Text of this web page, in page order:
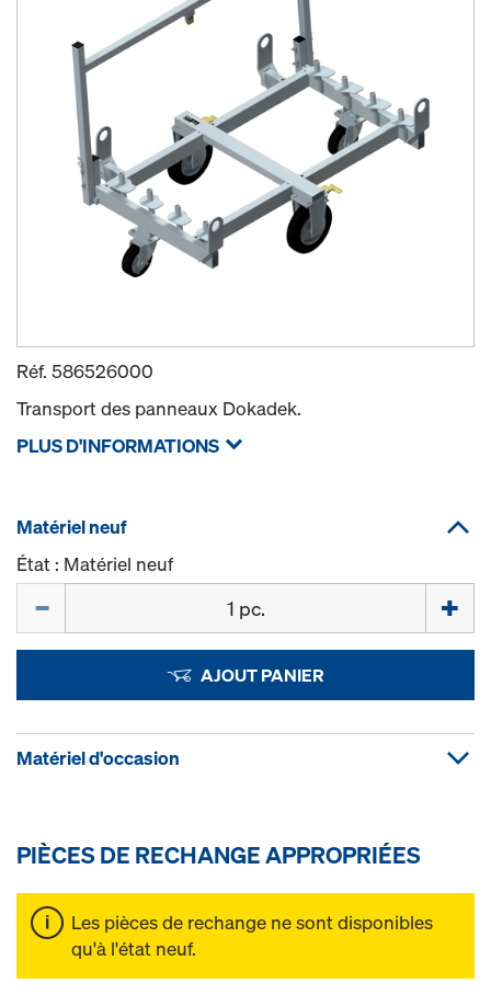
Réf. 586526000
Transport des panneaux Dokadek.
PLUS D'INFORMATIONS
Matériel neuf
État : Matériel neuf
AJOUT PANIER
Matériel d'occasion
PIÈCES DE RECHANGE APPROPRIÉES
Les pièces de rechange ne sont disponibles
qu'à l'état neuf.